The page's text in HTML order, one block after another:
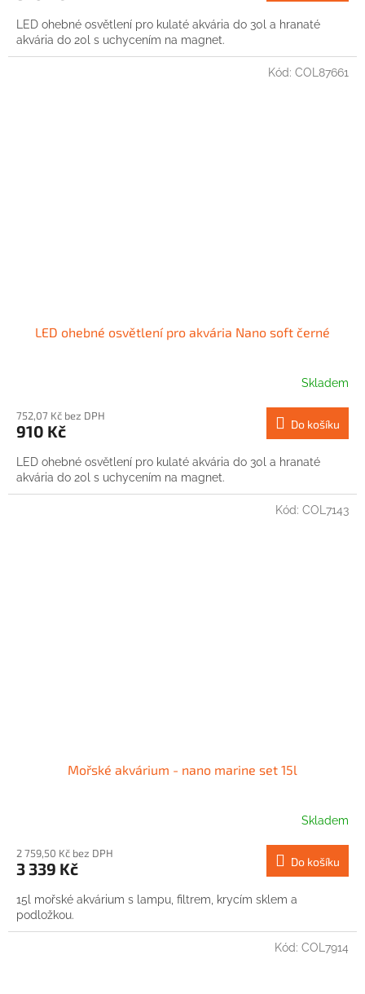
LED ohebné osvětlení pro kulaté akvária do 30l a hranaté
akvária do 20l s uchycením na magnet.
LED ohebné osvětlení pro akvária Nano soft černé
Skladem
752,07 Kč bez DPH
910 Kč Do košíku
LED ohebné osvětlení pro kulaté akvária do 30l a hranaté
akvária do 20l s uchycením na magnet.
Kód: COL87661
Mořské akvárium - nano marine set 15l
Skladem
2 759,50 Kč bez DPH
3 339 Kč Do košíku
15l mořské akvárium s lampu, filtrem, krycím sklem a
podložkou.
Kód: COL7143
Kód: COL7914